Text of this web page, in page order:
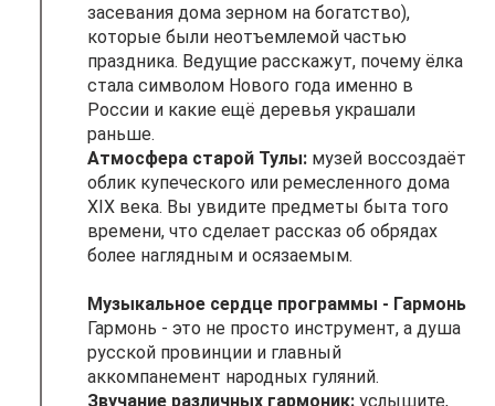
засевания дома зерном на богатство),
которые были неотъемлемой частью
праздника. Ведущие расскажут, почему ёлка
стала символом Нового года именно в
России и какие ещё деревья украшали
раньше.
Атмосфера старой Тулы: музей воссоздаёт
облик купеческого или ремесленного дома
XIX века. Вы увидите предметы быта того
времени, что сделает рассказ об обрядах
более наглядным и осязаемым.
Музыкальное сердце программы - Гармонь
Гармонь - это не просто инструмент, а душа
русской провинции и главный
аккомпанемент народных гуляний.
Звучание различных гармоник: услышите,